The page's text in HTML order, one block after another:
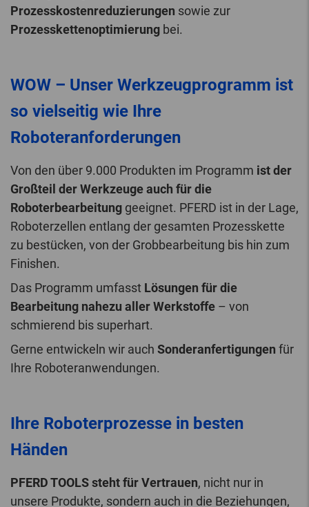
Prozesskostenreduzierungen sowie zur
Prozesskettenoptimierung bei.
WOW – Unser Werkzeugprogramm ist
so vielseitig wie Ihre
Roboteranforderungen
Von den über 9.000 Produkten im Programm ist der
Großteil der Werkzeuge auch für die
Roboterbearbeitung geeignet. PFERD ist in der Lage,
Roboterzellen entlang der gesamten Prozesskette
zu bestücken, von der Grobbearbeitung bis hin zum
Finishen.
Das Programm umfasst Lösungen für die
Bearbeitung nahezu aller Werkstoffe – von
schmierend bis superhart.
Gerne entwickeln wir auch Sonderanfertigungen für
Ihre Roboteranwendungen.
Ihre Roboterprozesse in besten
Händen
PFERD TOOLS steht für Vertrauen, nicht nur in
unsere Produkte, sondern auch in die Beziehungen,